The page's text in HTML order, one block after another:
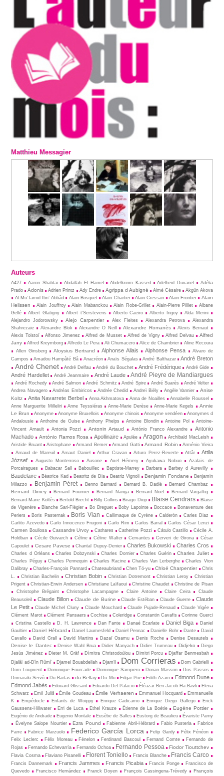
Matthieu Messagier
Auteurs
A427 Aaron Shabtai Abdallah El Hamel Abdelkrinm Kassed Adelheid Duvanel
Adélia
Prado
Adonis Adrien Printz Ady Endre Agrippa d Aubigné Aimé Césaire
Akgün Akova
Al-Mu’Tamid Ibn’ Abbâd
Alain Bosquet Alain Chartier Alain Cressan Alain Frontier
Alain
Helissen
Alain Jouffroy Alain Mabanckou Alain Robe-Grillet Alain-Pierre Pilllet
Albane
Gellé
Albert Glatigny Albert t’Serstevens Alberto Caeiro Alberto Irigoy
Alda Merini
Alejandro Jodorowsky
Alejo Carpentier Alex Fleites Alexandra Petrova
Alexandra
Shahrezaie
Alexandre Blok Alexandre O Neill Alexandre Romanès
Alexis Bernaut
Alexis Tolstoï
Alfonso Jimenez Alfred de Musset Alfred de Vigny Alfred Delvau
Alfred
Jarry
Alfred Kreymborg Alfredo Le Pera Ali Chumacero Alice de Chambrier
Aline Recoura
Allen Ginsberg
Aloysius Bertrand Alphonse Allais Alphonse Pensa
Alvaro de
Campos
Amadou Hampâté Bâ Anacréon Anaïs Ségalas André Balthazar André Breton
André Chenet André Delfau André du Bouchet André Frédérique André Gide
André Hardellet André Jeanmaire André Laude André Pieyre de Mandiargues
André Rochedy André Salmon André Schmitz André Spire André Suarès
André Velter
Andrea Navagero
Andréas Embiricos Andrée Chedid Andreï Biély Angèle Vannier
Anise
Koltz
Anita Navarrete Berbel Anna Akhmatova Anna de Noailles
Annabelle Roussel
Anne Marguerite Milleliri
Anne Teyssiéras Anne-Marie Derèse Anne-Marie Kegels
Annie
Le Brun
Anonyme Anonyme Bruxellois Anonyme chinois Anonyme vendéen
Anonymes d
Andalousie
Anthoine de Guise Anthony Phelps Antoine Blondin Antoine Pol
Antoine-
Vincent Arnault
Antonia Pozzi Antonin Artaud António Franco Alexandre
Antonio
Machado
António Ramos Rosa Apollinaire Apulée Aragon
Archibald MacLeish
Aristide Bruant
Aristophane Armand Bemer Armand Gatti Armand Robin
Arménio Vieira
Arnaud de Mareuil
Arnaut Daniel Arthur Cravan Arturo Perez-Reverte Attâr
Attila
József
Augusto Monterroso Ausone Axel Hémery Ayukawa Nobuo
Azalaïs de
Porcairagues
Babacar Sall Babouillec Baptiste-Marrey Barbara Barbey d Aurevilly
Baudelaire Béatrice Kad Beatritz de Dia Beatriz Vignoli Benjamin Fondane
Benjamin
Milazzo
Benjamin Péret Benno Barnard Bernard B. Dadié Bernard Chambaz
Bernard Dimey Bernard Fournier Bernard Nanga Bernard Noël
Bernard Vargaftig
Bernard-Marie Koltès
Bertold Brecht Billy Collins Birago Diop Blaise Cendrars
Blaise
de Vigenère
Blanche Sari-Flégier Bo Breguet Boby Lapointe Boccace
Bonaventure des
Periers
Boris Pasternak Boris Vian Callimaque de Cyrène Cal­derón
Carles Diaz
Carlito Azevedo
Carlo Innocenzo Frugoni Carlo Rim Carlos Barral
Carlos César Lenzi
Carmen Boullosa
Cassandre Urvoy Cathares Catherine Pozzi Cátulo Castillo
Cécile A.
Holdban
Cécile Guivarch Céline Céline Walter Cervantes Cerveri de Girona
César
Capoulet
Cesare Pavese Chantal Dupuy-Denier Charles Bukowski Charles Cros
Charles d Orléans Charles Dobzynski Charles Dornier Charles Guérin Charles Juliet
Charles Péguy Charles Pennequin Charles Racine Charles Van Lerberghe
Charles Vion
Dalibray
Charles-François Pannard Chateaubriand Chen Tö-yu Chloé Charpentier
Chris
L.
Christian Bachelin Christian Bobin Christian Dotremont Christian Leroy
Christian
Prigent
Christian-Erwin Andersen Christiane Laïfaoui Christine Chaudet
Christine de Pisan
Christophe Brégaint
Christophe Lacampagne Claire Antoine Claire Ceira
Claude
Beausoleil
Claude Billon Claude de Burine Claude Estéban Claude Guerre
Claude
Le Petit
Claude Michel Cluny Claude Mouchard Claude Pujade-Renaud
Claude Vigée
Clément Marot
Clément Pansaers Cochise Coleridge Constantin Cavafis
Corinne Guerci
Cristina Castello
D. H. Lawrence Dan Fante Danaé Ecarlate Daniel Biga
Daniel
Gaultier
Daniel Hébrard Daniel Laumesfeld Daniel Pennac Danielle Bohr Dante
David
Cavallo
David Grall David Martins Dazaï Osamu Denis Roche Denise Desautels
Denise le Dantec Denise Wahl Brua Didier Manyach Didier Trumeau Didjeko
Diego
Jesús Jiménez
Dieter M. Gräf Dìmitra Christodoùlou Dimitri Porcu
Djaffar Benmesbah
Djalâl ad-Dîn Rûmî
Djamel Bouabdellah Djamīl Dom Corrieras
Dom Gabrielli
Dom Loupvent
Dominique Fourcade Dominique Sampiero Dorian Masson
Dos Passos
Drimaraki-Servò
Du Bartas du Bellay Du Mu Edgar Poe Edith Azam
Edmond Dune
Edmond Jabès
Edouard Glissant Eduardo Del Palacio Éléazar Ben Jacob Ha-Bavli
Elena
Schwarz
Emil Juliš Émile Goudeau Émile Verhaeren Emmanuel Hocquard
Emmanuelle
K
Empédocle Enfants de Woippy Enrique Cadicamo Enrique Diego Gallego
Erick
Gaussens-Hillwater
Erri de Luca Ethel Krauze Étienne de La Boétie Eugène Pottier
Eugénio de Andrade Eugenio Montale Eusèbe de Salles Eustorg de Beaulieu
Évariste Parny
Évelyne Salope Nourtier
Ezra Pound Fabienne Abril-Hébrard Fabio Pusterla
Fabrice
Farre
Fabrice Marzuolo Federico García Lorca Felip Gardy
Félix Fénéon
Felix Leclerc
Félix Moreau Fénelon Ferdinand Bascoul Fernand Comte
Fernando de
Rojas
Fernando Echevarría Fernando Ochoa Fernando Pessoa Fiodor Tiouttchev
Flavia Cosma Flaviano Pisanelli Florent Toniello Francis Blanche Francis Carco
Francis Dannemark Francis Jammes Francis Picabia Francis Ponge
Francisco de
Quevedo
Francisco Hernández Franck Doyen François Cassingena-Trévedy
François